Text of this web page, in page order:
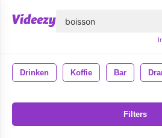
Drinken Koffie Bar
Filters